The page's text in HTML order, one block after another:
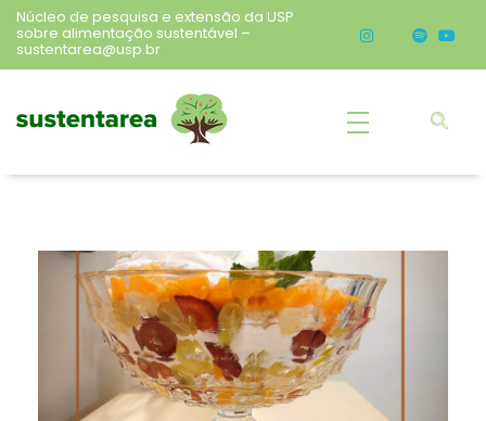
Núcleo de pesquisa e extensão da USP
sobre alimentação sustentável –
sustentarea@usp.br
Sustentarea